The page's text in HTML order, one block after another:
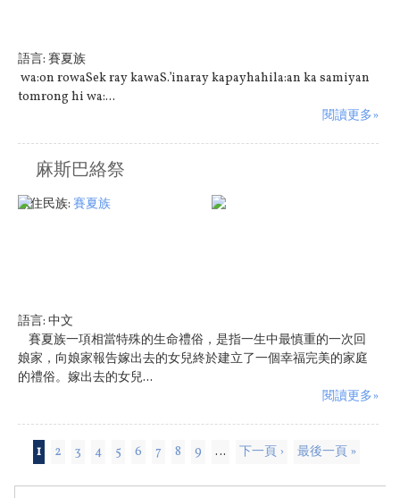
語言: 賽夏族
wa:on rowaSek ray kawaS.’inaray kapayhahila:an ka samiyan
tomrong hi wa:...
閱讀更多»
麻斯巴絡祭
原住民族: 賽夏族
語言: 中文
賽夏族一項相當特殊的生命禮俗，是指一生中最慎重的一次回
娘家，向娘家報告嫁出去的女兒終於建立了一個幸福完美的家庭
的禮俗。嫁出去的女兒...
閱讀更多»
頁面
1 2 3 4 5 6 7 8 9 … 下一頁 › 最後一頁 »